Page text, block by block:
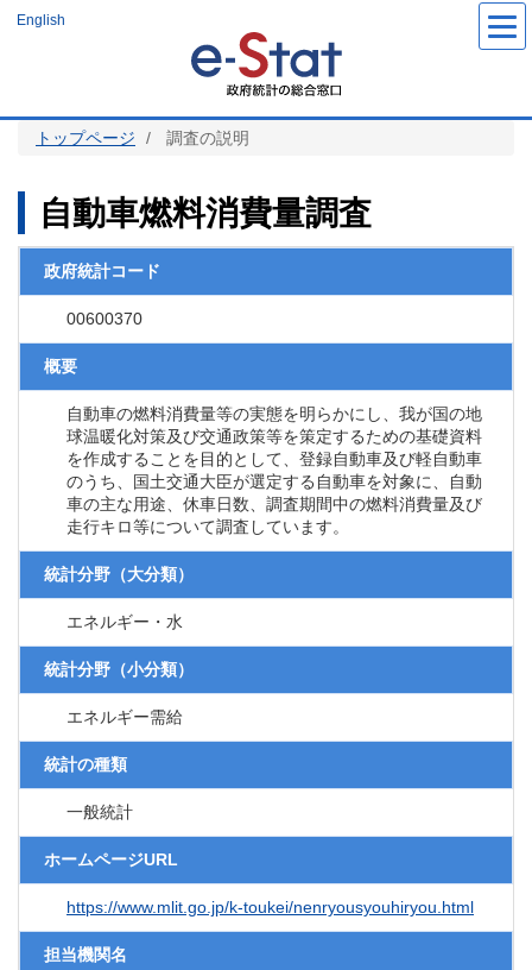
ツ
English
トップページ 調査の説明
自動車燃料消費量調査
政府統計コード
00600370
概要
自動車の燃料消費量等の実態を明らかにし、我が国の地
球温暖化対策及び交通政策等を策定するための基礎資料
を作成することを目的として、登録自動車及び軽自動車
のうち、国土交通大臣が選定する自動車を対象に、自動
車の主な用途、休車日数、調査期間中の燃料消費量及び
走行キロ等について調査しています。
統計分野（大分類）
エネルギー・水
統計分野（小分類）
エネルギー需給
統計の種類
一般統計
ホームページURL
https://www.mlit.go.jp/k-toukei/nenryousyouhiryou.html
担当機関名